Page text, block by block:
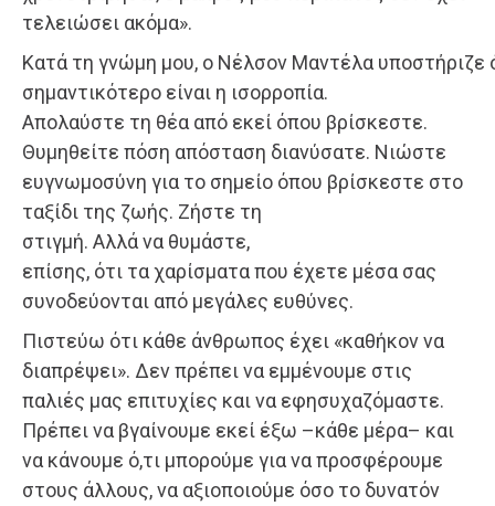
τελειώσει ακόμα».
Κατά τη γνώμη μου, ο Νέλσον Μαντέλα υποστήριζε
σημαντικότερο είναι η ισορροπία.
Απολαύστε τη θέα από εκεί όπου βρίσκεστε.
Θυμηθείτε πόση απόσταση διανύσατε. Νιώστε
ευγνωμοσύνη για το σημείο όπου βρίσκεστε στο
ταξίδι της ζωής. Ζήστε τη
στιγμή. Αλλά να θυμάστε,
επίσης, ότι τα χαρίσματα που έχετε μέσα σας
συνοδεύονται από μεγάλες ευθύνες.
Πιστεύω ότι κάθε άνθρωπος έχει «καθήκον να
διαπρέψει». Δεν πρέπει να εμμένουμε στις
παλιές μας επιτυχίες και να εφησυχαζόμαστε.
Πρέπει να βγαίνουμε εκεί έξω –κάθε μέρα– και
να κάνουμε ό,τι μπορούμε για να προσφέρουμε
στους άλλους, να αξιοποιούμε όσο το δυνατόν